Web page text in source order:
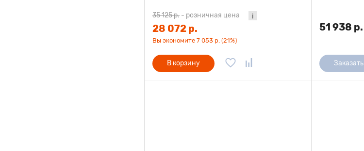
35 125 р. - розничная цена
28 072 р.
Вы экономите 7 053 р. (21%)
В корзину
51 938 р.
Заказать